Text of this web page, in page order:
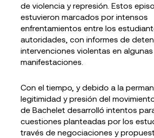
de violencia y represión. Estos
estuvieron marcados por intensos
enfrentamientos entre los
autoridades, con informes de
intervenciones violentas en
manifestaciones.
Con el tiempo, y debido a la
legitimidad y presión del
de Bachelet desarrolló intentos
cuestiones planteadas por los
través de negociaciones y